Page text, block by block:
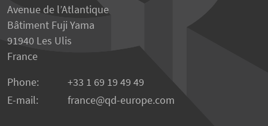
Avenue de l’Atlantique
Bâtiment Fuji Yama
91940 Les Ulis
France
Phone:
+33 1 69 19 49 49
E-mail:
france qd-europe.com